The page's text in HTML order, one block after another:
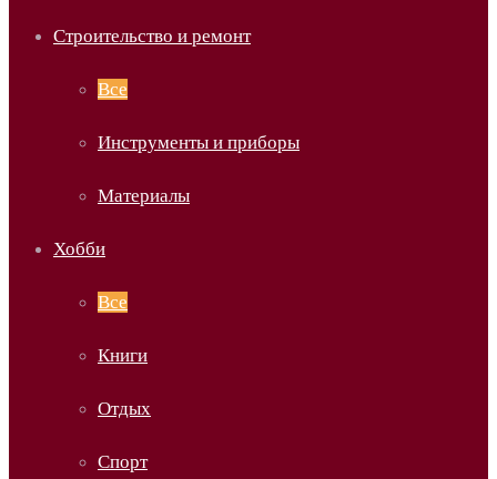
Строительство и ремонт
Все
Инструменты и приборы
Материалы
Хобби
Все
Книги
Отдых
Спорт